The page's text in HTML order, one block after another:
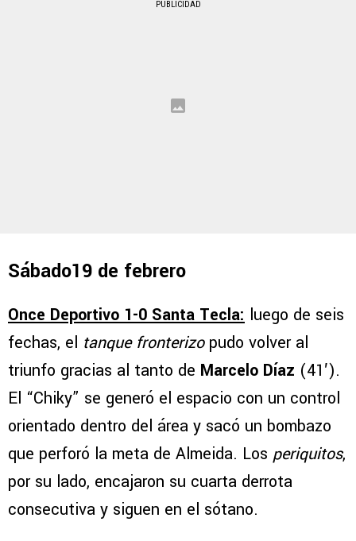
PUBLICIDAD
Sábado19 de febrero
Once Deportivo 1-0 Santa Tecla: luego de seis
fechas, el tanque fronterizo pudo volver al
triunfo gracias al tanto de Marcelo Díaz (41′).
El “Chiky” se generó el espacio con un control
orientado dentro del área y sacó un bombazo
que perforó la meta de Almeida. Los periquitos,
por su lado, encajaron su cuarta derrota
consecutiva y siguen en el sótano.